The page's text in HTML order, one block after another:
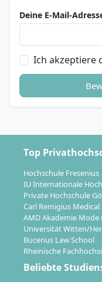
Deine E-Mail-
Ich akzeptiere
Top
Hochschule Fresenius
IU Internationale
Private Hochschule
Carl Remigius Medical
AMD Akademie Mode
Universität Witten/
Bucerius Law School
Rheinische
Beliebte